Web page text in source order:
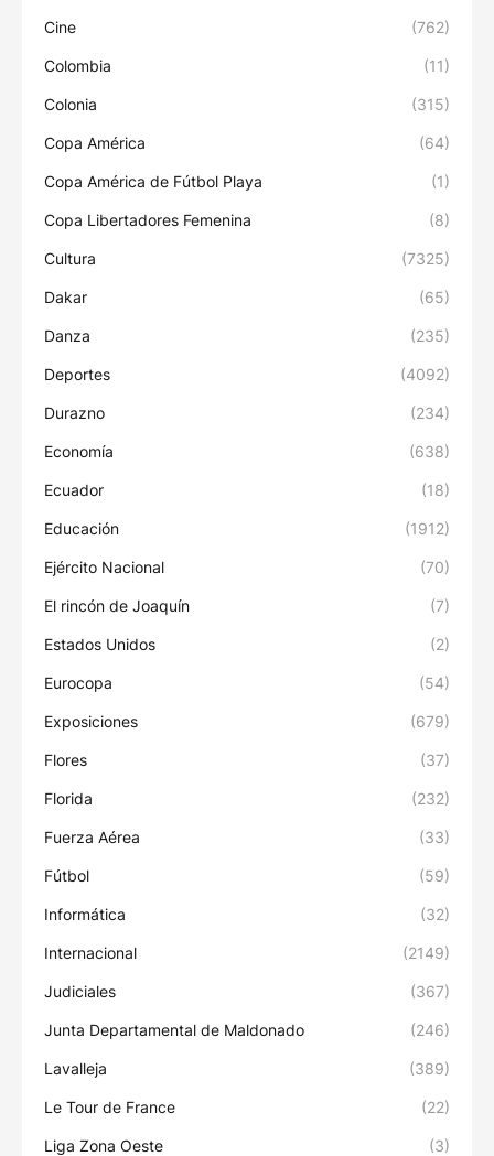
Cine (762)
Colombia (11)
Colonia (315)
Copa América (64)
Copa América de Fútbol Playa (1)
Copa Libertadores Femenina (8)
Cultura (7325)
Dakar (65)
Danza (235)
Deportes (4092)
Durazno (234)
Economía (638)
Ecuador (18)
Educación (1912)
Ejército Nacional (70)
El rincón de Joaquín (7)
Estados Unidos (2)
Eurocopa (54)
Exposiciones (679)
Flores (37)
Florida (232)
Fuerza Aérea (33)
Fútbol (59)
Informática (32)
Internacional (2149)
Judiciales (367)
Junta Departamental de Maldonado (246)
Lavalleja (389)
Le Tour de France (22)
Liga Zona Oeste (3)